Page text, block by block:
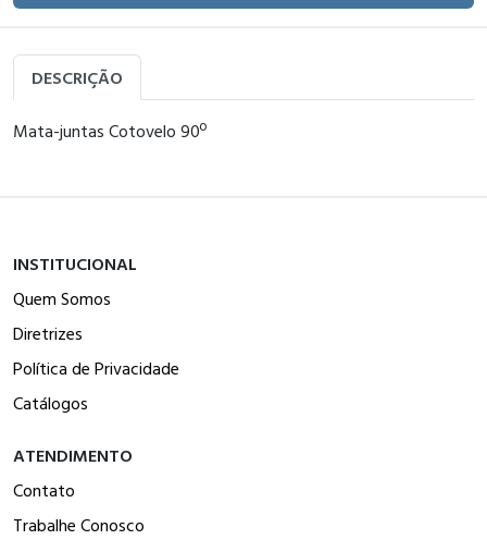
DESCRIÇÃO
Mata-juntas Cotovelo 90º
INSTITUCIONAL
Quem Somos
Diretrizes
Política de Privacidade
Catálogos
ATENDIMENTO
Contato
Trabalhe Conosco